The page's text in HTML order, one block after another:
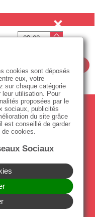
CB
cookies sont déposés
eux, votre
sur chaque catégorie
utilisation. Pour
proposées par le
sociaux, publicités
du site grâce
est conseillé de garder
cookies.
Sociaux